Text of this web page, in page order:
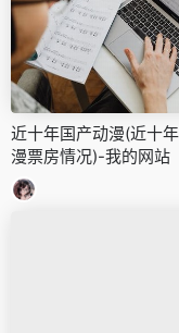
近十年国产动漫(近十
漫票房情况)-我的网站